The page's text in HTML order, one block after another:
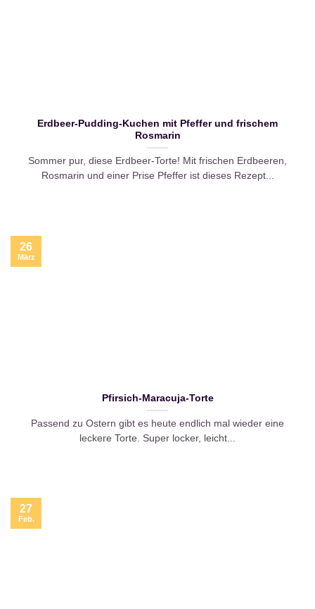
Erdbeer-Pudding-Kuchen mit Pfeffer und frischem
Rosmarin
Sommer pur, diese Erdbeer-Torte! Mit frischen Erdbeeren,
Rosmarin und einer Prise Pfeffer ist dieses Rezept...
Pfirsich-Maracuja-Torte
Passend zu Ostern gibt es heute endlich mal wieder eine
leckere Torte. Super locker, leicht...
26
März
27
Feb.